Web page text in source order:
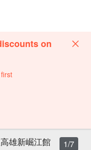
on
雄新崛江館 1/7